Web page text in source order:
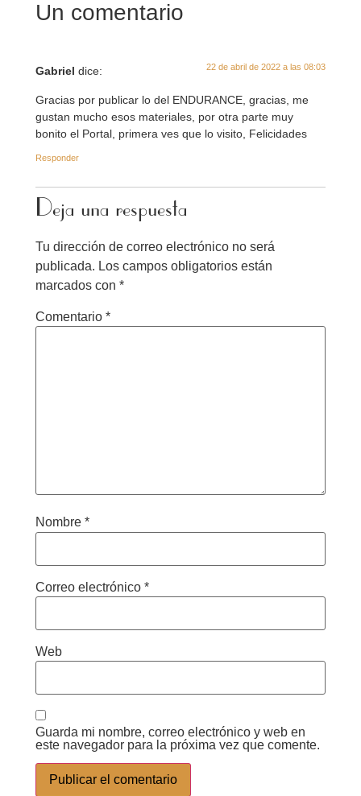
Un comentario
Gabriel dice: 22 de abril de 2022 a las 08:03
Gracias por publicar lo del ENDURANCE, gracias, me
gustan mucho esos materiales, por otra parte muy
bonito el Portal, primera ves que lo visito, Felicidades
Responder
Deja una respuesta
Tu dirección de correo electrónico no será
publicada. Los campos obligatorios están
marcados con *
Comentario *
Nombre *
Correo electrónico *
Web
Guarda mi nombre, correo electrónico y web en
este navegador para la próxima vez que comente.